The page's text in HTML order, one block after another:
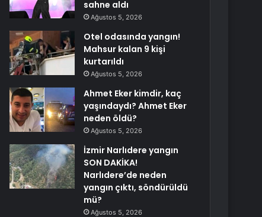
sahne aldı
Ağustos 5, 2026
Otel odasında yangın!
Mahsur kalan 9 kişi
kurtarıldı
Ağustos 5, 2026
Ahmet Eker kimdir, kaç
yaşındaydı? Ahmet Eker
neden öldü?
Ağustos 5, 2026
İzmir Narlıdere yangın
SON DAKİKA!
Narlıdere’de neden
yangın çıktı, söndürüldü
mü?
Ağustos 5, 2026